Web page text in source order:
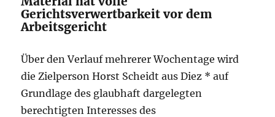
Gerichtsverwertbarkeit vor dem
Arbeitsgericht
Über den Verlauf mehrerer Wochentage wird
die Zielperson Horst Scheidt aus Diez * auf
Grundlage des glaubhaft dargelegten
berechtigten Interesses des